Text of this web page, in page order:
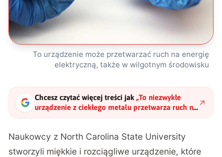
To urządzenie może przetwarzać ruch na energię
elektryczną, także w wilgotnym środowisku
Chcesz czytać więcej treści jak „To niezwykłe
urządzenie z ciekłego metalu przetwarza ruch na
prąd elektryczny – także pod wodą"?
Naukowcy z North Carolina State University
stworzyli miękkie i rozciągliwe urządzenie, które